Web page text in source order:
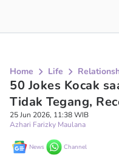
Home Life
50 Jokes Kocak
Tidak Tegang,
25 Jun 2026, 11:38 WIB
Azhari Farizky Maulana
News Channel